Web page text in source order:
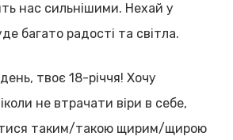
нас сильнішими. Нехай у
багато радості та світла.
твоє 18-річчя! Хочу
не втрачати віри в себе,
таким/такою щирим/щирою